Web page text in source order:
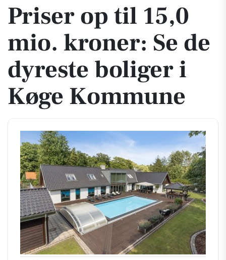
Priser op til 15,0
mio. kroner: Se de
dyreste boliger i
Køge Kommune